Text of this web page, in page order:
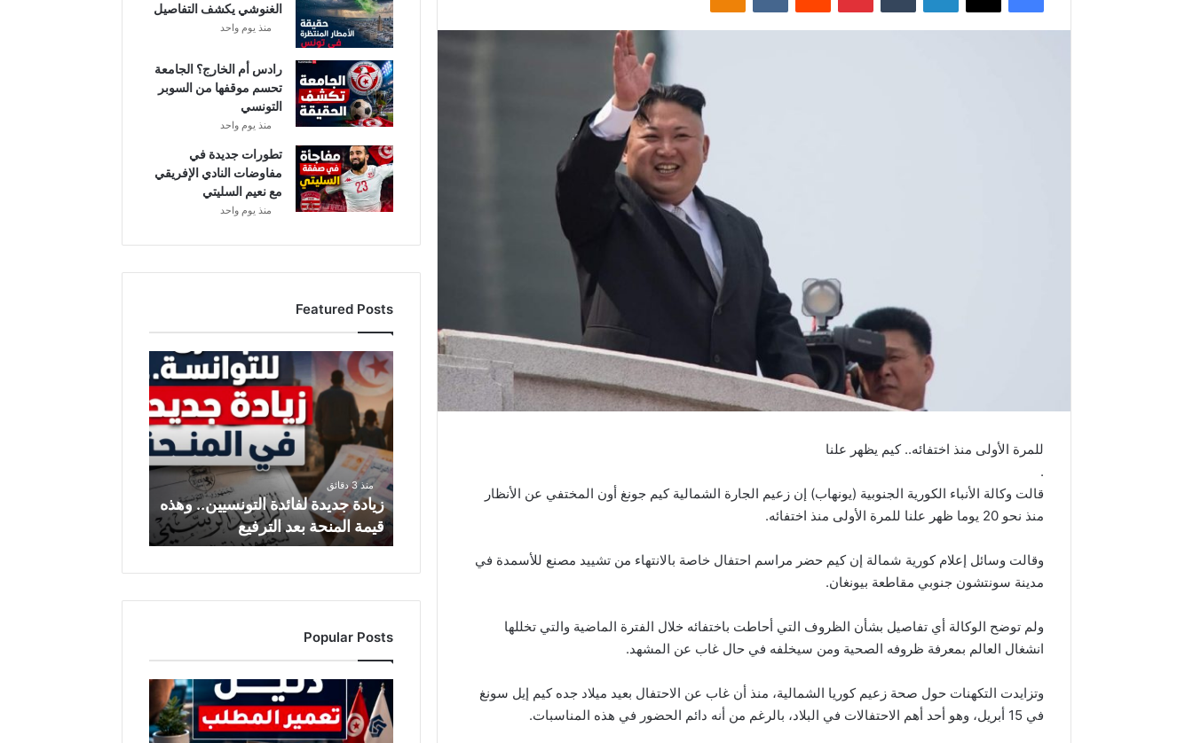
للمرة الأولى منذ اختفائه.. كيم يظهر علنا
.
قالت وكالة الأنباء الكورية الجنوبية (يونهاب) إن زعيم الجارة الشمالية كيم جونغ أون المختفي عن الأنظار
منذ نحو 20 يوما ظهر علنا للمرة الأولى منذ اختفائه.
وقالت وسائل إعلام كورية شمالة إن كيم حضر مراسم احتفال خاصة بالانتهاء من تشييد مصنع للأسمدة في
مدينة سونتشون جنوبي مقاطعة بيونغان.
ولم توضح الوكالة أي تفاصيل بشأن الظروف التي أحاطت باختفائه خلال الفترة الماضية والتي تخللها
انشغال العالم بمعرفة ظروفه الصحية ومن سيخلفه في حال غاب عن المشهد.
وتزايدت التكهنات حول صحة زعيم كوريا الشمالية، منذ أن غاب عن الاحتفال بعيد ميلاد جده كيم إيل سونغ
في 15 أبريل، وهو أحد أهم الاحتفالات في البلاد، بالرغم من أنه دائم الحضور في هذه المناسبات.
الغنوشي يكشف التفاصيل
منذ يوم واحد
رادس أم الخارج؟ الجامعة
تحسم موقفها من السوبر
التونسي
منذ يوم واحد
تطورات جديدة في
مفاوضات النادي الإفريقي
مع نعيم السليتي
منذ يوم واحد
Featured Posts
ز
ي
ا
ة
ج
د
ي
د
ة
ل
ئ
ة
ا
ل
و
ن
منذ 3 دقائق
زيادة جديدة لفائدة التونسيين.. وهذه
قيمة المنحة بعد الترفيع
Popular Posts